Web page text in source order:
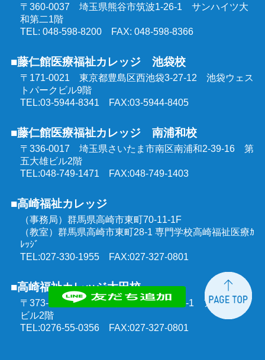
〒360-0037 埼玉県熊谷市筑波1-26-1 サンハイツ大
和第二1階
TEL: 048-598-8200 FAX: 048-598-8366
■藤仁館医療福祉カレッジ 池袋校
〒171-0021 東京都豊島区西池袋3-27-12 池袋ウェス
トパークビル9階
TEL:03-5944-8341 FAX:03-5944-8405
■藤仁館医療福祉カレッジ 南浦和校
〒336-0017 埼玉県さいたま市南区南浦和2-39-16 第
五大雄ビル2階
TEL:048-749-1471 FAX:048-749-1403
■高崎福祉カレッジ
（事務局）群馬県高崎市東町70-11-1F
（教室）群馬県高崎市東町28-1 専門学校高崎福祉医療ｶ
ﾚｯｼﾞ
TEL:027-330-1955 FAX:027-327-0801
■高崎福祉カレッジ太田校
〒373-0851 群馬県太田市飯田町1303-1 アルモニー
ビル2階
TEL:0276-55-0356 FAX:027-327-0801